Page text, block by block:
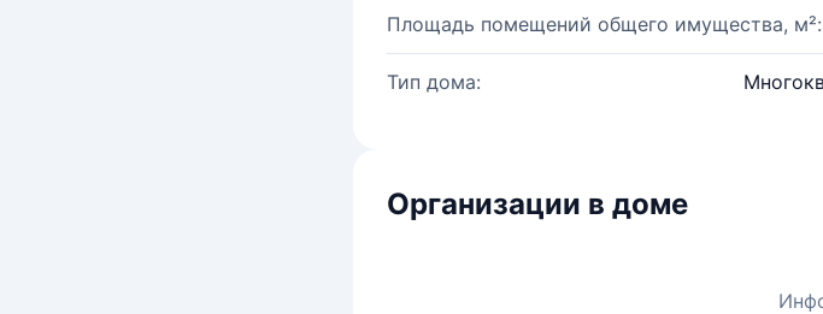
Площадь помещений общего имущества, м²:
Тип дома:
Организации в доме